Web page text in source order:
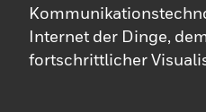
Internet der Dinge,
fortschrittlicher